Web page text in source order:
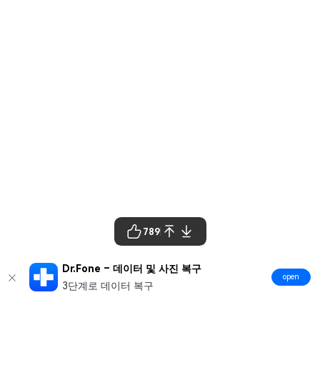
789
Dr.Fone – 데이터 및 사진 복구
3단계로 데이터 복구
open